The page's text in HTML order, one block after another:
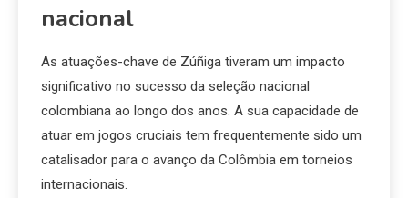
nacional
As atuações-chave de Zúñiga tiveram um impacto
significativo no sucesso da seleção nacional
colombiana ao longo dos anos. A sua capacidade de
atuar em jogos cruciais tem frequentemente sido um
catalisador para o avanço da Colômbia em torneios
internacionais.